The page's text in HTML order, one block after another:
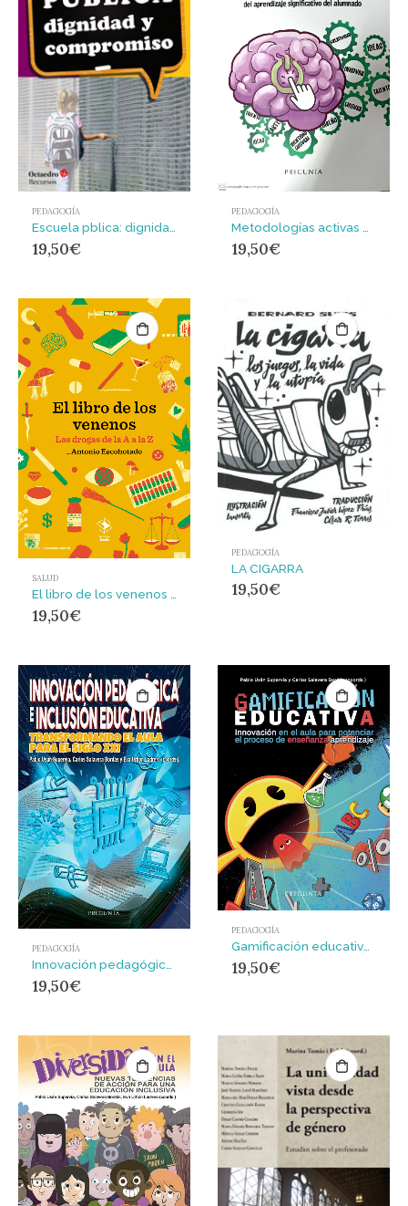
PEDAGOGÍA
19,50€
PEDAGOGÍA
Metodologías activas en el aula : Innovación educativa para el fomento del aprendizaje significativo del alumnado
19,50€
SALUD
19,50€
PEDAGOGÍA
LA CIGARRA
19,50€
PEDAGOGÍA
Innovación pedagógica e inclusión educativa : Transformando el aula para el siglo XXI
19,50€
PEDAGOGÍA
19,50€